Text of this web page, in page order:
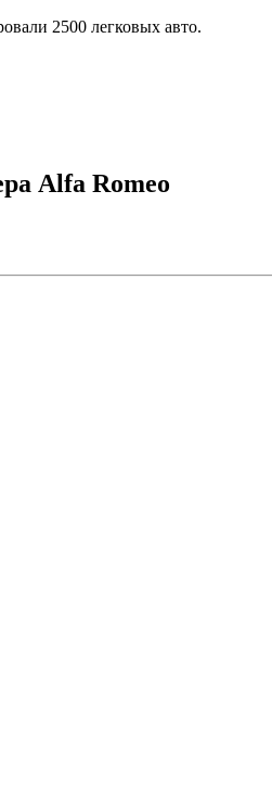
2500 легковых авто.
Alfa Romeo